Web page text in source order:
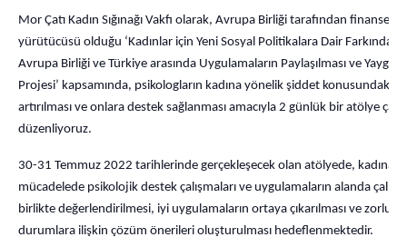
Mor Çatı Kadın Sığınağı Vakfı olarak, Avrupa Birliği tarafından finanse
yürütücüsü olduğu ‘Kadınlar için Yeni Sosyal Politikalara Dair
Avrupa Birliği ve Türkiye arasında Uygulamaların Paylaşılması ve
Projesi’ kapsamında, psikologların kadına yönelik şiddet konusundaki
artırılması ve onlara destek sağlanması amacıyla 2 günlük bir atölye
düzenliyoruz.
30-31 Temmuz 2022 tarihlerinde gerçekleşecek olan atölyede, kadına
mücadelede psikolojik destek çalışmaları ve uygulamaların alanda
birlikte değerlendirilmesi, iyi uygulamaların ortaya çıkarılması ve zorluk
durumlara ilişkin çözüm önerileri oluşturulması hedeflenmektedir.